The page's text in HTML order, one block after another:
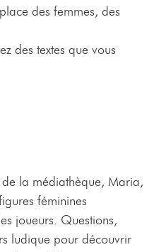
des femmes, des
des textes que vous
la médiathèque, Maria,
féminines
joueurs. Questions,
ludique pour découvrir